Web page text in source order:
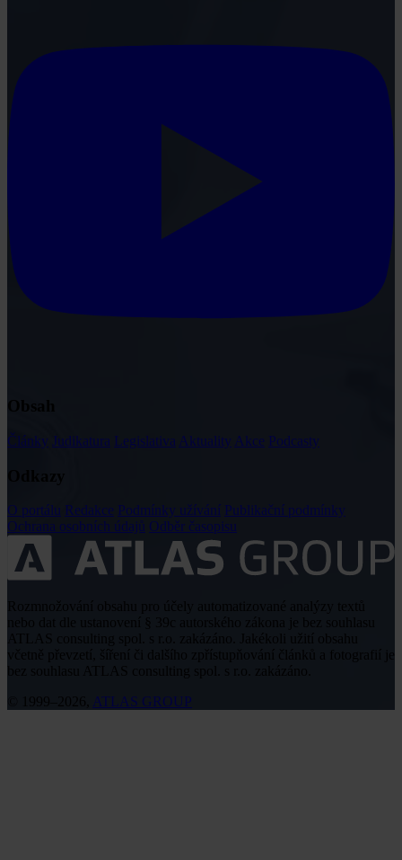
Články Judikatura Legislativa Aktuality Akce Podcasty
O portálu Redakce Podmínky užívání Publikační podmínky
Ochrana osobních údajů Odběr časopisu
včetně převzetí, šíření či dalšího zpřístupňování článků a fotografií je
ATLAS GROUP